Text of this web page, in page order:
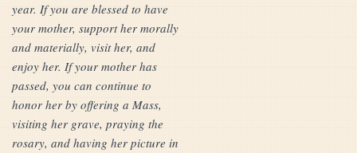
year. If you are blessed to have
your mother, support her morally
and materially, visit her, and
enjoy her. If your mother has
passed, you can continue to
honor her by offering a Mass,
visiting her grave, praying the
rosary, and having her picture in